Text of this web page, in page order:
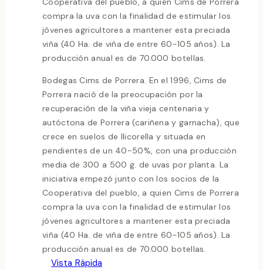
compra la uva con la finalidad de estimular los
jóvenes agricultores a mantener esta preciada
viña (40 Ha. de viña de entre 60-105 años). La
producción anual es de 70.000 botellas.
Bodegas Cims de Porrera. En el 1996, Cims de
Porrera nació de la preocupación por la
recuperación de la viña vieja centenaria y
autóctona de Porrera (cariñena y garnacha), que
crece en suelos de llicorella y situada en
pendientes de un 40-50%, con una producción
media de 300 a 500 g. de uvas por planta. La
iniciativa empezó junto con los socios de la
Cooperativa del pueblo, a quien Cims de Porrera
compra la uva con la finalidad de estimular los
jóvenes agricultores a mantener esta preciada
viña (40 Ha. de viña de entre 60-105 años). La
producción anual es de 70.000 botellas.
Vista Rápida